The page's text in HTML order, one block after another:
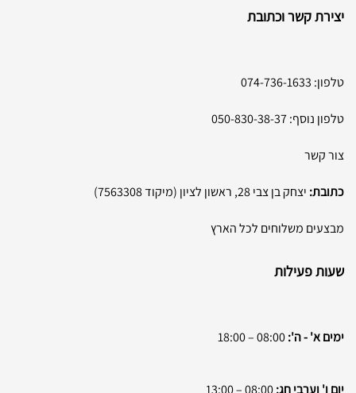
יצירת קשר וכתובת
טלפון: 074-736-1633
טלפון נוסף:050-830-38-37
צור קשר
כתובת: יצחק בן צבי 28, ראשון לציון (מיקוד 7563308)
מבצעים משלוחים לכל הארץ
שעות פעילות
ימים א' - ה':
יום ו' וערבי חג: